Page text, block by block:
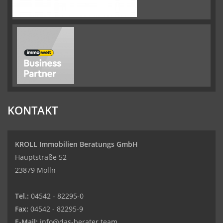
KONTAKT
KROLL Immobilien Beratungs GmbH
Hauptstraße 52
23879 Mölln
Tel.: 04542 - 82295-0
Fax: 04542 - 82295-9